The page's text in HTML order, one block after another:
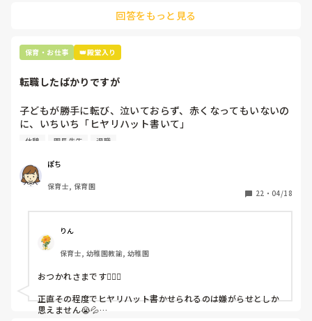
て貰い、主任に報告してます。
回答をもっと見る
保育・お仕事 👑殿堂入り
転職したばかりですが
子どもが勝手に転び、泣いておらず、赤くなってもいないの
に、いちいち「ヒヤリハット書いて」
と書かされ
（そう言う本人は書かない）
しかも、上司に↑この内容でも
ちゃんと考えて対策を練って書き込むようにと。
呼ばれて一緒に対策を考えさせられること多数
これだけで30〜40分拘束されて辛いです
皆さんの園はどうですか?
休憩 園長先生 退職
ぽち
保育士, 保育園
22 ・ 04/18
りん
保育士, 幼稚園教諭, 幼稚園
おつかれさまです🙇🏻‍♀️
正直その程度でヒヤリハット書かせられるのは嫌がらせとしか
思えません😭💦